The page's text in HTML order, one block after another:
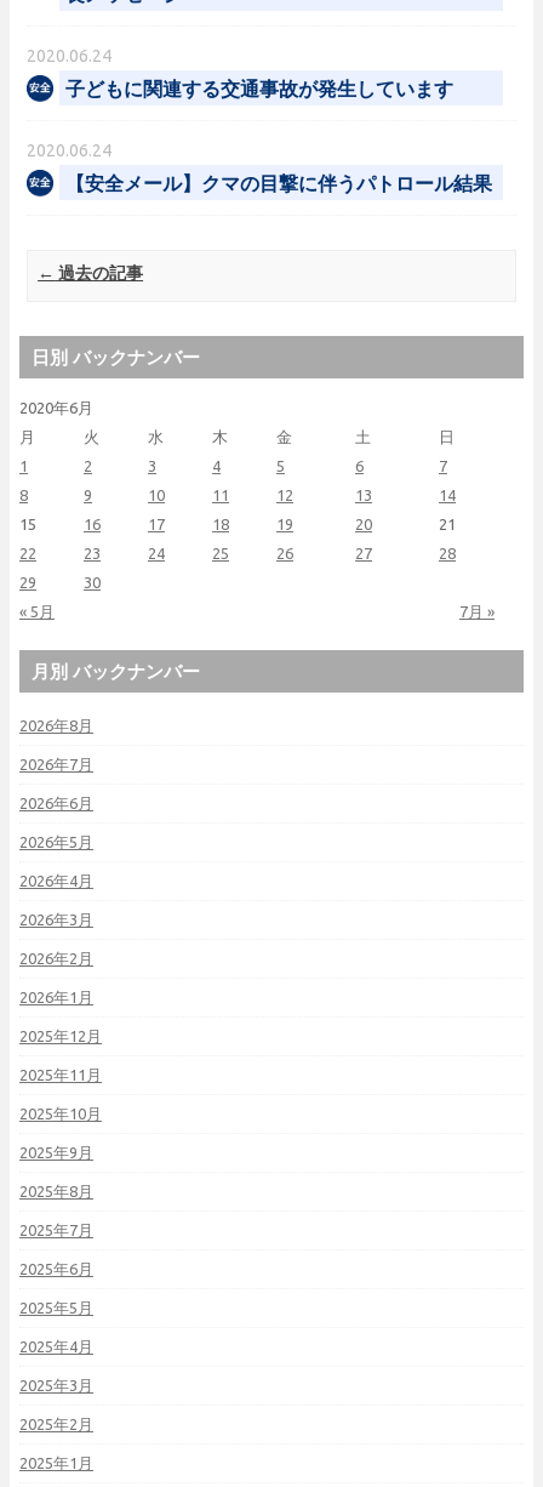
2020.06.24
子どもに関連する交通事故が発生しています
2020.06.24
【安全メール】クマの目撃に伴うパトロール結果
Post navigation
← 過去の記事
日別 バックナンバー
2020年6月
月
火 水 木 金 土 日
« 5月 7月 »
1 2 3 4 5 6
7
8
9 10 11 12 13
14
15
16 17 18 19 20
21
22
23 24 25 26 27
28
29
30
月別 バックナンバー
2026年8月
2026年7月
2026年6月
2026年5月
2026年4月
2026年3月
2026年2月
2026年1月
2025年12月
2025年11月
2025年10月
2025年9月
2025年8月
2025年7月
2025年6月
2025年5月
2025年4月
2025年3月
2025年2月
2025年1月